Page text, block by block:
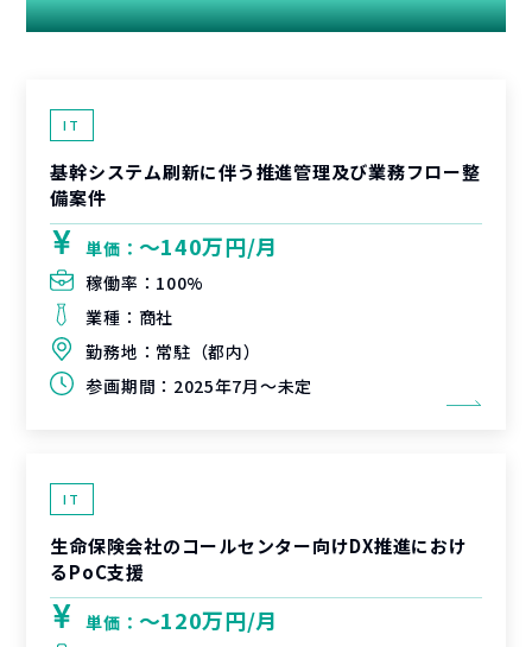
関連する案件
IT
基幹システム刷新に伴う推進管理及び業務フロー整
備案件
単価： 〜140万円/月
稼働率： 100%
業種： 商社
勤務地： 常駐（都内）
参画期間： 2025年7月～未定
IT
生命保険会社のコールセンター向けDX推進におけ
るPoC支援
単価： 〜120万円/月